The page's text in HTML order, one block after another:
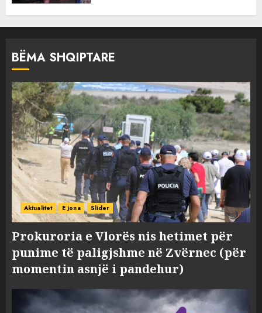
BËMA SHQIPTARE
Aktualitet E jona Slider
Prokuroria e Vlorës nis hetimet për
punime të paligjshme në Zvërnec (për
momentin asnjë i pandehur)